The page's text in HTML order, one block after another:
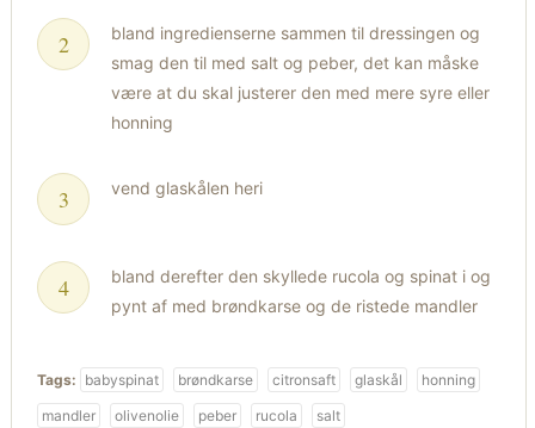
bland ingredienserne sammen til dressingen og
smag den til med salt og peber, det kan måske
være at du skal justerer den med mere syre eller
honning
vend glaskålen heri
bland derefter den skyllede rucola og spinat i og
pynt af med brøndkarse og de ristede mandler
Tags: babyspinat brøndkarse citronsaft glaskål
honning
mandler
olivenolie peber rucola salt